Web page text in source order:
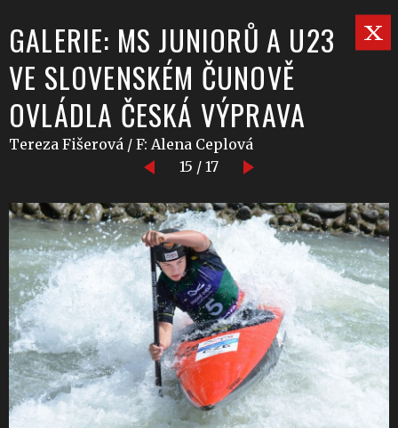
GALERIE: MS JUNIORŮ A U23
VE SLOVENSKÉM ČUNOVĚ
OVLÁDLA ČESKÁ VÝPRAVA
Tereza Fišerová / F: Alena Ceplová
15 / 17